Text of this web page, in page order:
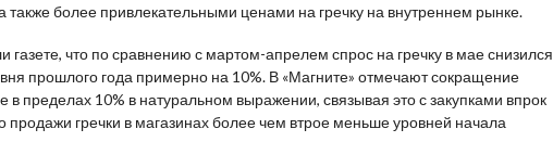
также более привлекательными ценами на гречку на внутреннем рынке.
газете, что по сравнению с мартом-апрелем спрос на гречку в мае снизился
прошлого года примерно на 10%. В «Магните» отмечают сокращение
в пределах 10% в натуральном выражении, связывая это с закупками впрок
продажи гречки в магазинах более чем втрое меньше уровней начала